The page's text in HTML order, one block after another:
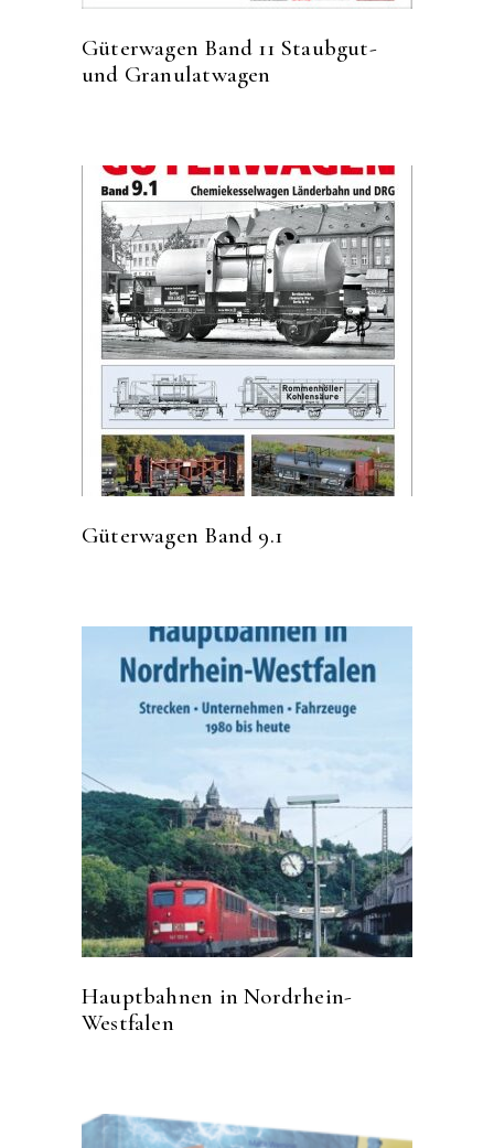
Güterwagen Band 11 Staubgut-
und Granulatwagen
Güterwagen Band 9.1
Hauptbahnen in Nordrhein-
Westfalen